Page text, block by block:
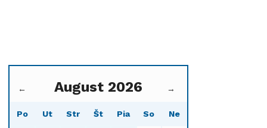
← August 2026 →
Po Ut Str Št Pia So Ne